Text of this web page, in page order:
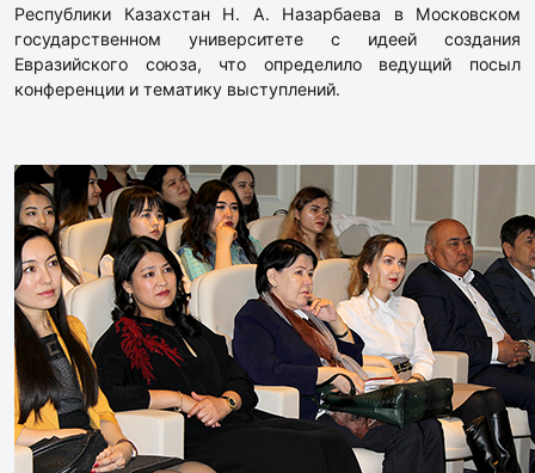
Республики Казахстан Н. А. Назарбаева в Московском
государственном университете с идеей создания
Евразийского союза, что определило ведущий посыл
конференции и тематику выступлений.